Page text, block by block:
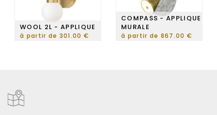
WOOL 2L - APPLIQUE
à partir de 301.00 €
COMPASS - APPLIQUE
MURALE
à partir de 867.00 €